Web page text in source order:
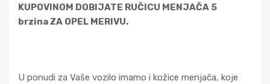
KUPOVINOM DOBIJATE RUČICU MENJAČA 5
brzina ZA OPEL MERIVU.
U ponudi za Vaše vozilo imamo i kožice menjača, koje